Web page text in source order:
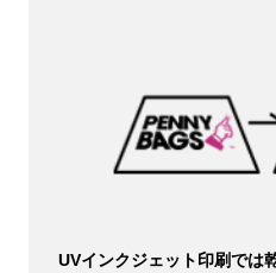
UVインクジェット印刷では